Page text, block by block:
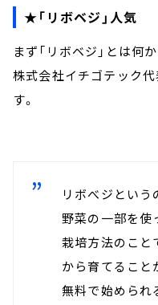
★「リボベジ」人気
まず「リボベジ」とは何
株式会社イチゴテック
す。
リボべジという
野菜の一部を使
栽培方法のこと
から育てること
無料で始められ